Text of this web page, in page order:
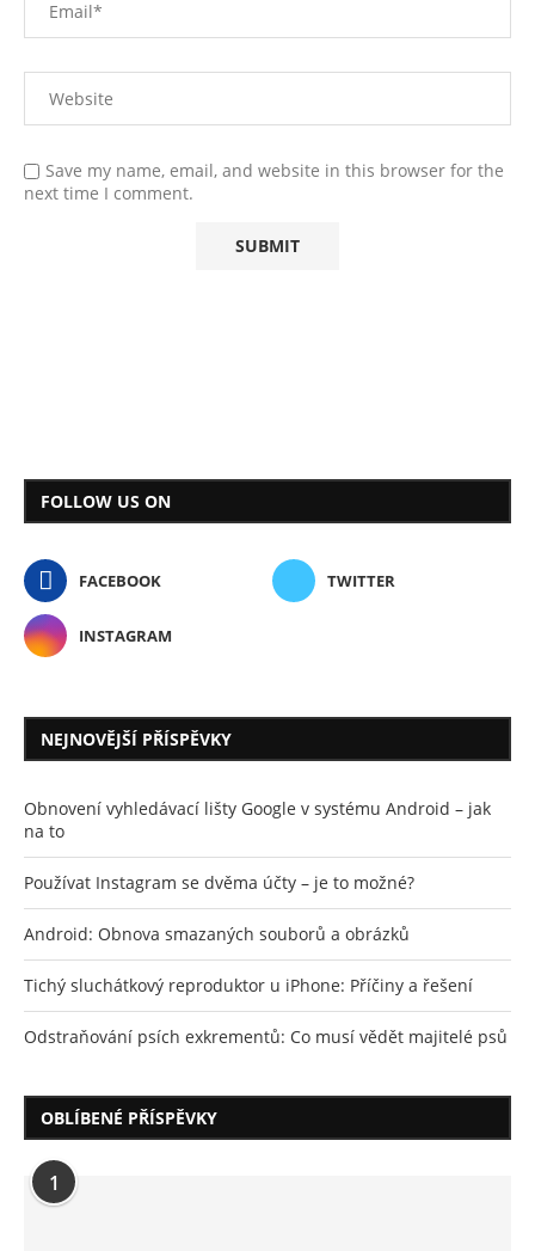
Save my name, email, and website in this browser for the
next time I comment.
FOLLOW US ON
FACEBOOK TWITTER
INSTAGRAM
NEJNOVĚJŠÍ PŘÍSPĚVKY
Obnovení vyhledávací lišty Google v systému Android – jak
na to
Používat Instagram se dvěma účty – je to možné?
Android: Obnova smazaných souborů a obrázků
Tichý sluchátkový reproduktor u iPhone: Příčiny a řešení
Odstraňování psích exkrementů: Co musí vědět majitelé psů
OBLÍBENÉ PŘÍSPĚVKY
1